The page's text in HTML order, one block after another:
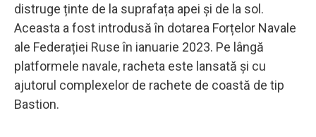
distruge ținte de la suprafața apei și de la sol.
Aceasta a fost introdusă în dotarea Forțelor Navale
ale Federației Ruse în ianuarie 2023. Pe lângă
platformele navale, racheta este lansată și cu
ajutorul complexelor de rachete de coastă de tip
Bastion.